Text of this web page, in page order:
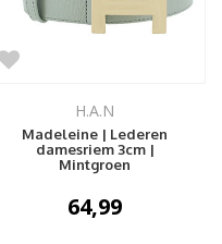
H.A.N
Madeleine | Lederen
damesriem 3cm |
Mintgroen
64,99